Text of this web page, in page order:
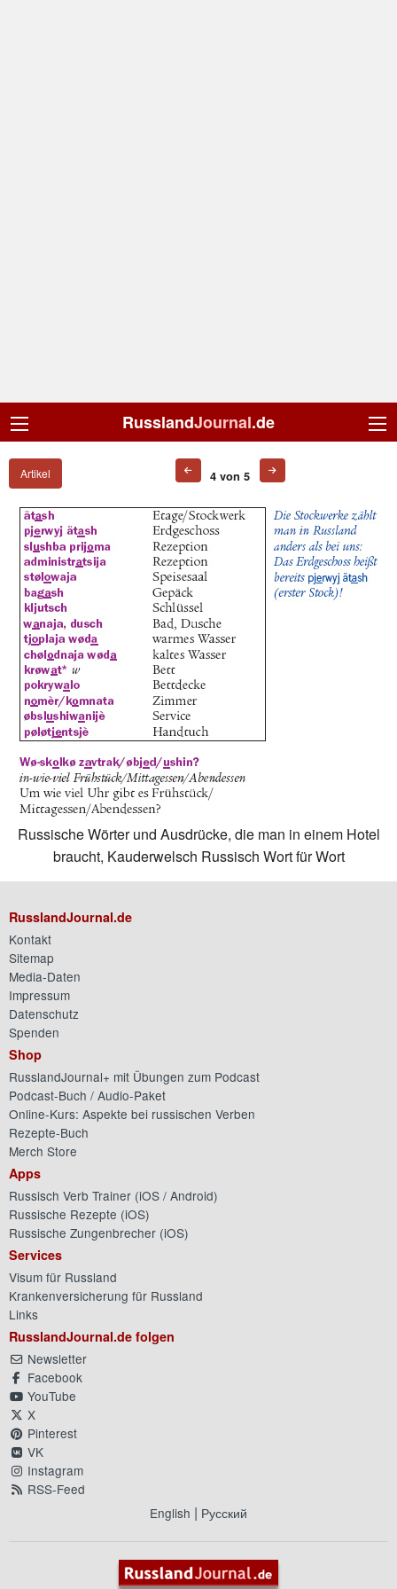
RusslandJournal.de
Artikel 4 von 5
Russische Wörter und Ausdrücke, die man in einem Hotel
braucht, Kauderwelsch Russisch Wort für Wort
RusslandJournal.de
Kontakt
Sitemap
Media-Daten
Impressum
Datenschutz
Spenden
Shop
RusslandJournal+ mit Übungen zum Podcast
Podcast-Buch / Audio-Paket
Online-Kurs: Aspekte bei russischen Verben
Rezepte-Buch
Merch Store
Apps
Russisch Verb Trainer (iOS / Android)
Russische Rezepte (iOS)
Russische Zungenbrecher (iOS)
Services
Visum für Russland
Krankenversicherung für Russland
Links
RusslandJournal.de folgen
Newsletter
Facebook
YouTube
X
Pinterest
VK
Instagram
RSS-Feed
English | Русский